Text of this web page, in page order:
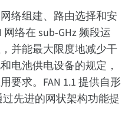
络组建、路由选择和安
网络在 sub-GHz 频段运
并能最大限度地减少干
电池供电设备的规定，
要求。FAN 1.1 提供自形
先进的网状架构功能提